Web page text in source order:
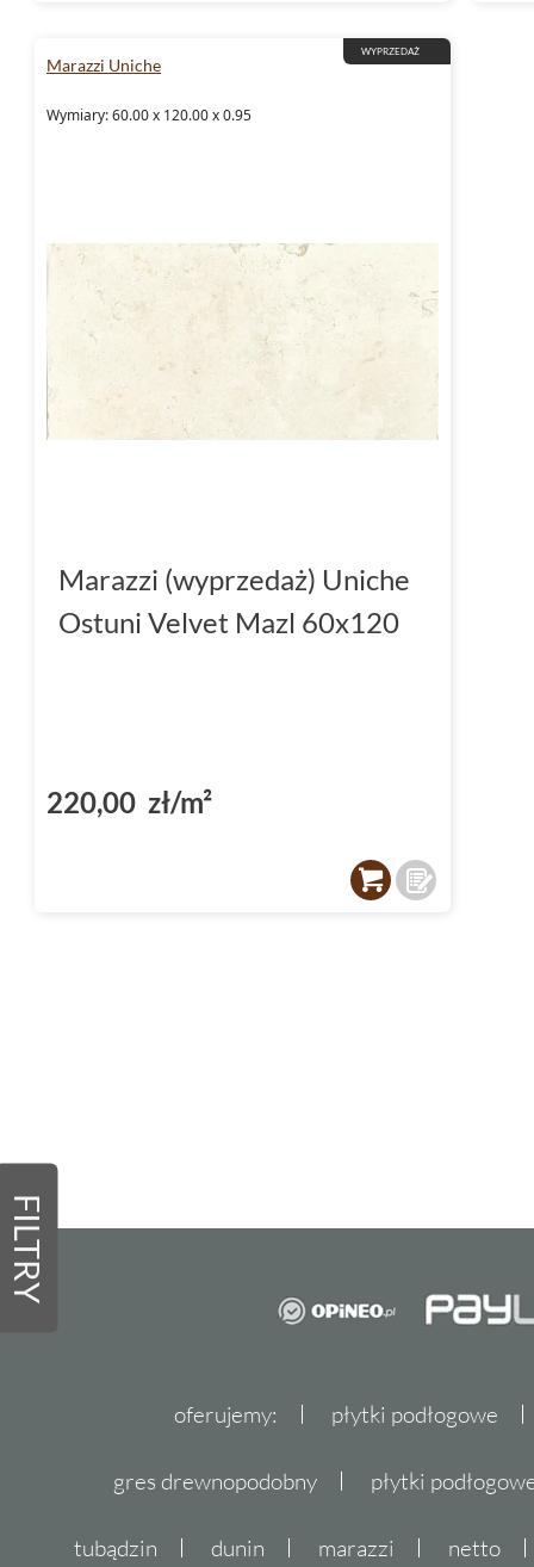
FILTRY
WYPRZEDAŻ
Marazzi Uniche
Wymiary: 60.00 x 120.00 x 0.95
Marazzi (wyprzedaż) Uniche
Ostuni Velvet Mazl 60x120
220,00 zł/m²
oferujemy: płytki podłogowe
gres drewnopodobny płytki
tubądzin dunin marazzi netto